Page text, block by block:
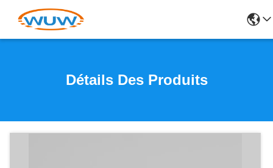
Détails Des Produits